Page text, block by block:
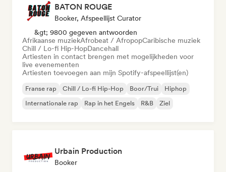
BATON ROUGE
Booker, Afspeellijst Curator
&gt; 9800 gegeven antwoorden
Afrikaanse muziekAfrobeat / AfropopCaribische muziek
Chill / Lo-fi Hip-HopDancehall
Artiesten in contact brengen met mogelijkheden voor
live evenementen
Artiesten toevoegen aan mijn Spotify-afspeellijst(en)
Franse rap Chill / Lo-fi Hip-Hop Boor/Trui
Hiphop
Internationale rap
Rap in het Engels R&B Ziel
Urbain Production
Booker